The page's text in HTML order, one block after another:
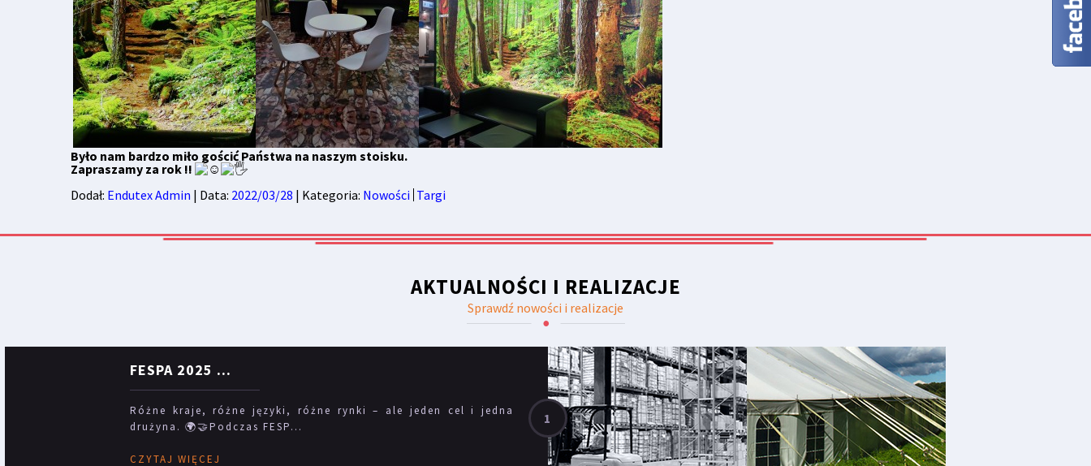
Było nam bardzo miło gościć Państwa na naszym stoisku.
Zapraszamy za rok !!
Dodał: Endutex Admin | Data: 2022/03/28 | Kategoria: Nowości Targi
AKTUALNOŚCI I REALIZACJE
Sprawdź nowości i realizacje
FESPA 2025 ...
Różne kraje, różne języki, różne rynki – ale jeden cel i jedna
drużyna. 🌍🤝Podczas FESP...
CZYTAJ WIĘCEJ